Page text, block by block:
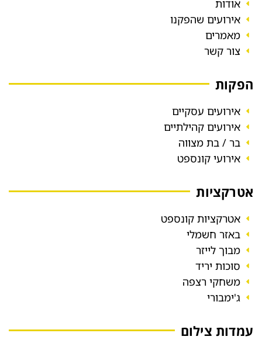
אודות
אירועים שהפקנו
מאמרים
צור קשר
הפקות
אירועים עסקיים
אירועים קהילתיים
בר / בת מצווה
אירועי קונספט
אטרקציות
אטרקציות קונספט
באזר חשמלי
מבוך לייזר
סוכות יריד
משחקי רצפה
ג'ימבורי
עמדות צילום